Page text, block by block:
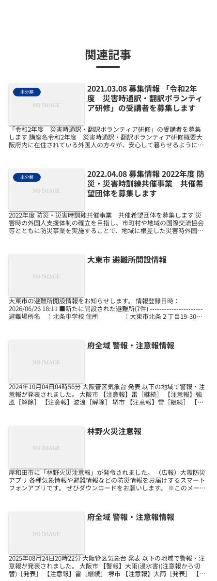
関連記事
未分類
2021.03.08 募集情報 「令和2年
度 災害時通訳・翻訳ボランティ
ア研修」の受講者を募集します
「令和2年度 災害時通訳・翻訳ボランティア研修」の受講者を募集
します 講座名令和2年度 災害時通訳・翻訳ボランティア研修概要大
阪府内に在住されている外国人の方々が、安心して暮らせるように多
未分類
2022.04.08 募集情報 2022年度 防
災・災害時訓練共催事業 共催希
望団体を募集します
2022年度 防災・災害時訓練共催事業 共催希望団体を募集します 災
害時の外国人支援体制の確立を目指し、市町村や地域の国際交流協会
等とともに防災事業を実施することで、地域に根差した災害時外国人
大東市 避難所開設情報
大東市の避難所開設情報をお知らせします。 情報登録日時：
2026/06/26 18:11 ■新たに開設された避難所(7件) ----------------------
避難場所名 ：北条中学校 住所 ：大東市北条２丁目19-30
府全域 警報・注意報情報
2024年10月04日04時56分 大阪管区気象台 発表 以下の地域で警報・注
意報が発表されました。 大阪市 【注意報】雷［継続］ 【注意報】強
風［解除］ 【注意報】波浪［解除］ 堺市 【注意報】雷［継続］ 【注
林野火災注意報
岸和田市に「林野火災注意報」が発令されました。 （広報）大阪防災
アプリ 各種気象情報や避難情報などの防災情報をお届けするスマート
フォンアプリです。 ぜひダウンロードをお願いします。 ※このメール
府全域 警報・注意報情報
2025年08月24日20時22分 大阪管区気象台 発表 以下の地域で警報・注
意報が発表されました。 大阪市 【警報】大雨(浸水害)(注意報から切
替)［発表］ 【注意報】雷［継続］ 堺市 【注意報】大雨［発表］ 【注